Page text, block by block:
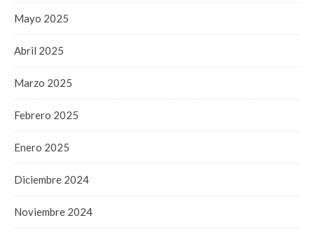
Mayo 2025
Abril 2025
Marzo 2025
Febrero 2025
Enero 2025
Diciembre 2024
Noviembre 2024